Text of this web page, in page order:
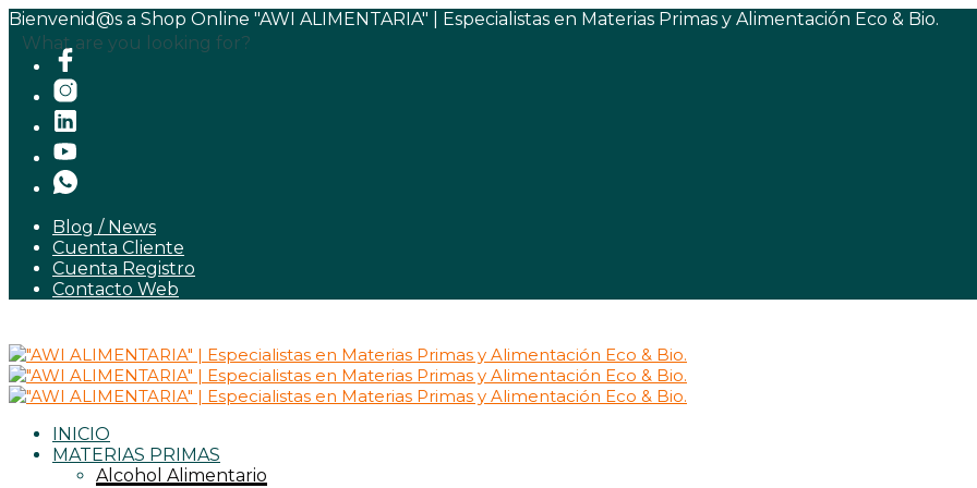
Bienvenid@s a Shop Online "AWI ALIMENTARIA" | Especialistas en Materias Primas y Alimentación Eco & Bio.
Blog / News
Cuenta Cliente
Cuenta Registro
Contacto Web
INICIO
MATERIAS PRIMAS
Alcohol Alimentario
What are you looking for?